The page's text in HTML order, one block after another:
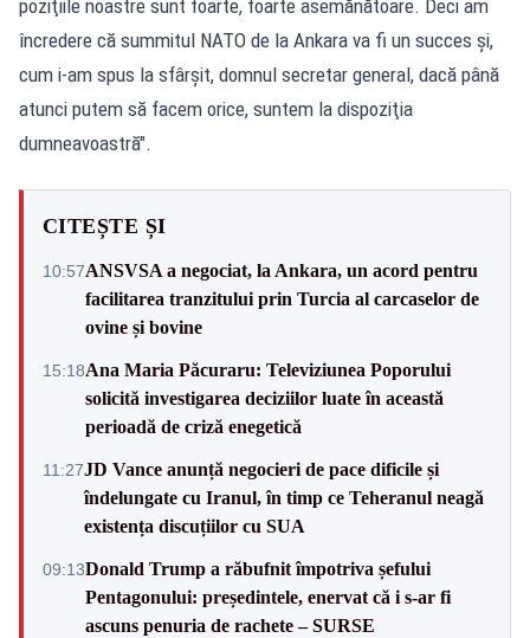
poziţiile noastre sunt foarte, foarte asemănătoare. Deci am
încredere că summitul NATO de la Ankara va fi un succes şi,
cum i-am spus la sfârşit, domnul secretar general, dacă până
atunci putem să facem orice, suntem la dispoziţia
dumneavoastră".
CITEȘTE ȘI
10:57ANSVSA a negociat, la Ankara, un acord pentru
facilitarea tranzitului prin Turcia al carcaselor de
ovine și bovine
15:18Ana Maria Păcuraru: Televiziunea Poporului
solicită investigarea deciziilor luate în această
perioadă de criză enegetică
11:27JD Vance anunță negocieri de pace dificile și
îndelungate cu Iranul, în timp ce Teheranul neagă
existența discuțiilor cu SUA
09:13Donald Trump a răbufnit împotriva șefului
Pentagonului: președintele, enervat că i s-ar fi
ascuns penuria de rachete – SURSE